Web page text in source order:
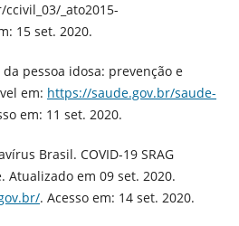
_ato2015-
15 set. 2020.
pessoa idosa: prevenção e
em: https://saude.gov.br/saude-
em: 11 set. 2020.
Brasil. COVID-19 SRAG
Atualizado em 09 set. 2020.
. Acesso em: 14 set. 2020.